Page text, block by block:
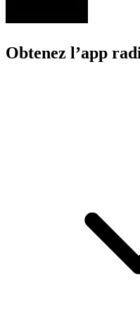
Obtenez l’app